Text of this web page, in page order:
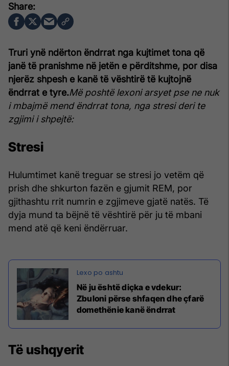
Truri ynë ndërton ëndrrat nga kujtimet tona që
janë të pranishme në jetën e përditshme, por disa
njerëz shpesh e kanë të vështirë të kujtojnë
ëndrrat e tyre.Më poshtë lexoni arsyet pse ne nuk
i mbajmë mend ëndrrat tona, nga stresi deri te
zgjimi i shpejtë:
Stresi
Hulumtimet kanë treguar se stresi jo vetëm që
prish dhe shkurton fazën e gjumit REM, por
gjithashtu rrit numrin e zgjimeve gjatë natës. Të
dyja mund ta bëjnë të vështirë për ju të mbani
mend atë që keni ëndërruar.
Në ju është diçka e vdekur:
Zbuloni përse shfaqen dhe çfarë
domethënie kanë ëndrrat
Të ushqyerit